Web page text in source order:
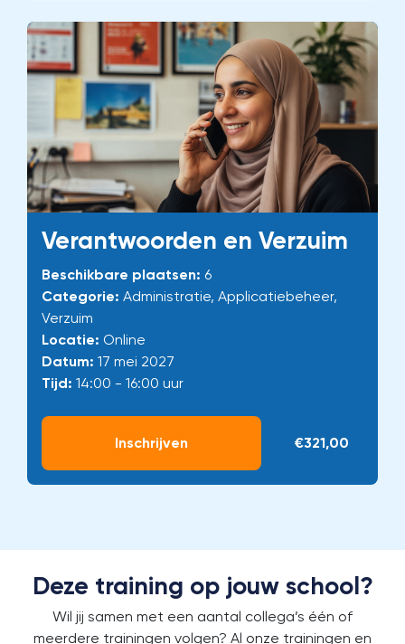
Verantwoorden en Verzuim
Beschikbare plaatsen: 6
Categorie: Administratie, Applicatiebeheer,
Verzuim
Locatie: Online
Datum: 17 mei 2027
Tijd: 14:00 - 16:00 uur
Inschrijven €321,00
Deze training op jouw school?
Wil jij samen met een aantal collega’s één of
meerdere trainingen volgen? Al onze trainingen en